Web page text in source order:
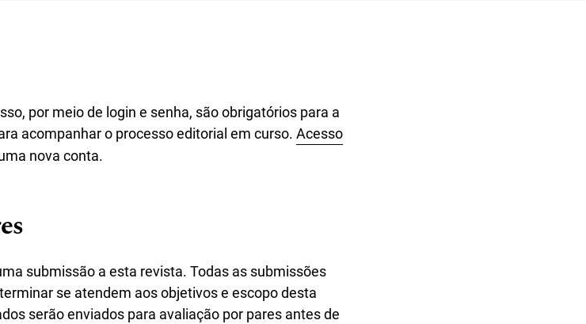
por meio de login e senha, são obrigatórios para a
acompanhar o processo editorial em curso. Acesso
nova conta.
submissão a esta revista. Todas as submissões
se atendem aos objetivos e escopo desta
serão enviados para avaliação por pares antes de